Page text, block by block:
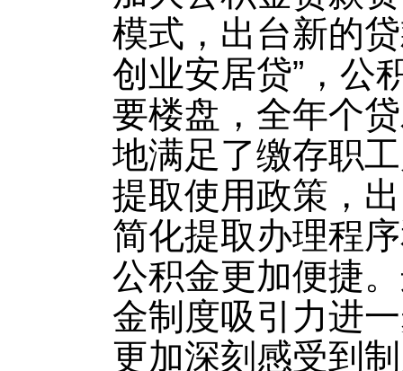
模式，出台新的
创业安居贷”，公
要楼盘，全年个
地满足了缴存职
提取使用政策，
简化提取办理程
公积金更加便捷
金制度吸引力进
更加深刻感受到